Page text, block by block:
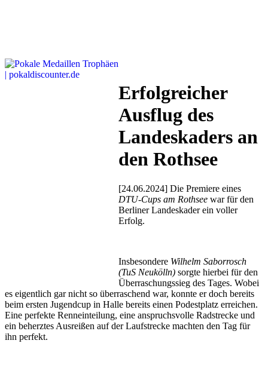
Erfolgreicher
Ausflug des
Landeskaders an
den Rothsee
[24.06.2024] Die Premiere eines
DTU-Cups am Rothsee war für den
Berliner Landeskader ein voller
Erfolg.
Insbesondere Wilhelm Saborrosch
(TuS Neukölln) sorgte hierbei für den
Überraschungssieg des Tages. Wobei
es eigentlich gar nicht so überraschend war, konnte er doch bereits
beim ersten Jugendcup in Halle bereits einen Podestplatz erreichen.
Eine perfekte Renneinteilung, eine anspruchsvolle Radstrecke und
ein beherztes Ausreißen auf der Laufstrecke machten den Tag für
ihn perfekt.